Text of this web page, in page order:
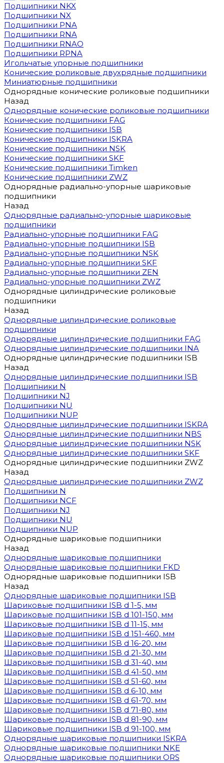
Подшипники NKX
Подшипники NX
Подшипники PNA
Подшипники RNA
Подшипники RNAO
Подшипники RPNA
Игольчатые упорные подшипники
Конические роликовые двухрядные подшипники
Миниатюрные подшипники
Однорядные конические роликовые подшипники
Назад
Однорядные конические роликовые подшипники
Конические подшипники FAG
Конические подшипники ISB
Конические подшипники ISKRA
Конические подшипники NSK
Конические подшипники SKF
Конические подшипники Timken
Конические подшипники ZWZ
Однорядные радиально-упорные шариковые
подшипники
Назад
Однорядные радиально-упорные шариковые
подшипники
Радиально-упорные подшипники FAG
Радиально-упорные подшипники ISB
Радиально-упорные подшипники NSK
Радиально-упорные подшипники SKF
Радиально-упорные подшипники ZEN
Радиально-упорные подшипники ZWZ
Однорядные цилиндрические роликовые
подшипники
Назад
Однорядные цилиндрические роликовые
подшипники
Однорядные цилиндрические подшипники FAG
Однорядные цилиндрические подшипники INA
Однорядные цилиндрические подшипники ISB
Назад
Однорядные цилиндрические подшипники ISB
Подшипники N
Подшипники NJ
Подшипники NU
Подшипники NUP
Однорядные цилиндрические подшипники ISKRA
Однорядные цилиндрические подшипники NBS
Однорядные цилиндрические подшипники NSK
Однорядные цилиндрические подшипники SKF
Однорядные цилиндрические подшипники ZWZ
Назад
Однорядные цилиндрические подшипники ZWZ
Подшипники N
Подшипники NCF
Подшипники NJ
Подшипники NU
Подшипники NUP
Однорядные шариковые подшипники
Назад
Однорядные шариковые подшипники
Однорядные шариковые подшипники FKD
Однорядные шариковые подшипники ISB
Назад
Однорядные шариковые подшипники ISB
Шариковые подшипники ISB d 1-5, мм
Шариковые подшипники ISB d 101-150, мм
Шариковые подшипники ISB d 11-15, мм
Шариковые подшипники ISB d 151-460, мм
Шариковые подшипники ISB d 16-20, мм
Шариковые подшипники ISB d 21-30, мм
Шариковые подшипники ISB d 31-40, мм
Шариковые подшипники ISB d 41-50, мм
Шариковые подшипники ISB d 51-60, мм
Шариковые подшипники ISB d 6-10, мм
Шариковые подшипники ISB d 61-70, мм
Шариковые подшипники ISB d 71-80, мм
Шариковые подшипники ISB d 81-90, мм
Шариковые подшипники ISB d 91-100, мм
Однорядные шариковые подшипники ISKRA
Однорядные шариковые подшипники NKE
Однорядные шариковые подшипники ORS